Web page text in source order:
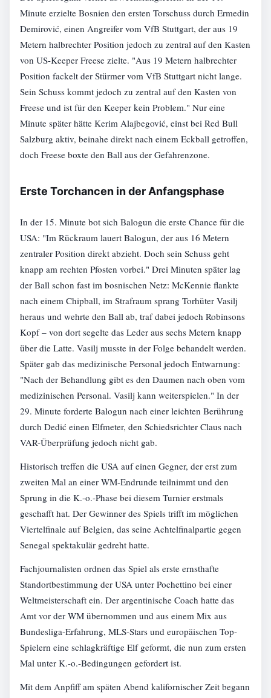
Minute erzielte Bosnien den ersten Torschuss durch Ermedin
Demirović, einen Angreifer vom VfB Stuttgart, der aus 19
Metern halbrechter Position jedoch zu zentral auf den Kasten
von US-Keeper Freese zielte. "Aus 19 Metern halbrechter
Position fackelt der Stürmer vom VfB Stuttgart nicht lange.
Sein Schuss kommt jedoch zu zentral auf den Kasten von
Freese und ist für den Keeper kein Problem." Nur eine
Minute später hätte Kerim Alajbegović, einst bei Red Bull
Salzburg aktiv, beinahe direkt nach einem Eckball getroffen,
doch Freese boxte den Ball aus der Gefahrenzone.
Erste Torchancen in der Anfangsphase
In der 15. Minute bot sich Balogun die erste Chance für die
USA: "Im Rückraum lauert Balogun, der aus 16 Metern
zentraler Position direkt abzieht. Doch sein Schuss geht
knapp am rechten Pfosten vorbei." Drei Minuten später lag
der Ball schon fast im bosnischen Netz: McKennie flankte
nach einem Chipball, im Strafraum sprang Torhüter Vasilj
heraus und wehrte den Ball ab, traf dabei jedoch Robinsons
Kopf – von dort segelte das Leder aus sechs Metern knapp
über die Latte. Vasilj musste in der Folge behandelt werden.
Später gab das medizinische Personal jedoch Entwarnung:
"Nach der Behandlung gibt es den Daumen nach oben vom
medizinischen Personal. Vasilj kann weiterspielen." In der
29. Minute forderte Balogun nach einer leichten Berührung
durch Dedić einen Elfmeter, den Schiedsrichter Claus nach
VAR-Überprüfung jedoch nicht gab.
Historisch treffen die USA auf einen Gegner, der erst zum
zweiten Mal an einer WM-Endrunde teilnimmt und den
Sprung in die K.-o.-Phase bei diesem Turnier erstmals
geschafft hat. Der Gewinner des Spiels trifft im möglichen
Viertelfinale auf Belgien, das seine Achtelfinalpartie gegen
Senegal spektakulär gedreht hatte.
Fachjournalisten ordnen das Spiel als erste ernsthafte
Standortbestimmung der USA unter Pochettino bei einer
Weltmeisterschaft ein. Der argentinische Coach hatte das
Amt vor der WM übernommen und aus einem Mix aus
Bundesliga-Erfahrung, MLS-Stars und europäischen Top-
Spielern eine schlagkräftige Elf geformt, die nun zum ersten
Mal unter K.-o.-Bedingungen gefordert ist.
Mit dem Anpfiff am späten Abend kalifornischer Zeit begann